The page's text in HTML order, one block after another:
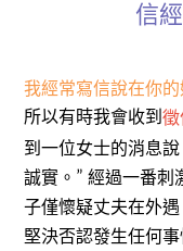
信
我經常寫信說在你
所以有時我會收到徵
到一位女士的消息說
誠實。 ”經過一番刺
子僅懷疑丈夫在外
堅決否認發生任何事